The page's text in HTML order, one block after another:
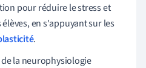
pour réduire le stress et
en s'appuyant sur les
.
la neurophysiologie